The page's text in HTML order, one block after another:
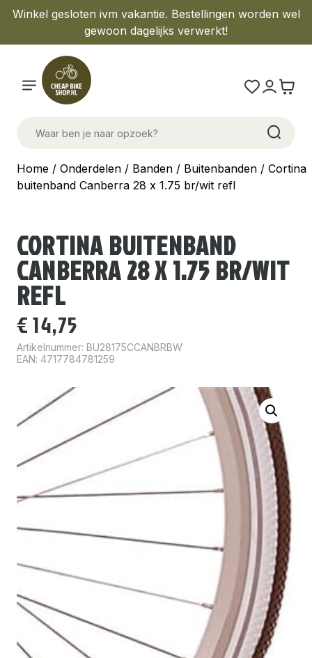
Winkel gesloten ivm vakantie. Bestellingen worden wel
gewoon dagelijks verwerkt!
Home / Onderdelen / Banden / Buitenbanden / Cortina
buitenband Canberra 28 x 1.75 br/wit refl
CORTINA BUITENBAND
CANBERRA 28 X 1.75 BR/WIT
REFL
€14,75
Artikelnummer: BU28175CCANBRBW
EAN: 4717784781259